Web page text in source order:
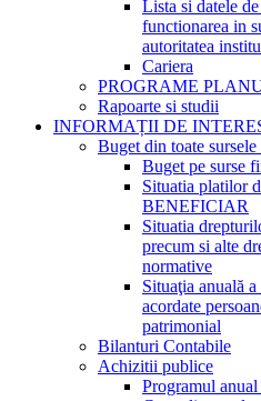
Lista si datele
functionarea in
autoritatea
Cariera
PROGRAME
Rapoarte si studii
INFORMAȚII DE
Buget din toate
Buget pe surse
Situatia platilor
BENEFICIAR
Situatia
precum si alte
normative
Situaţia anuală
acordate
patrimonial
Bilanturi Contabile
Achizitii publice
Programul